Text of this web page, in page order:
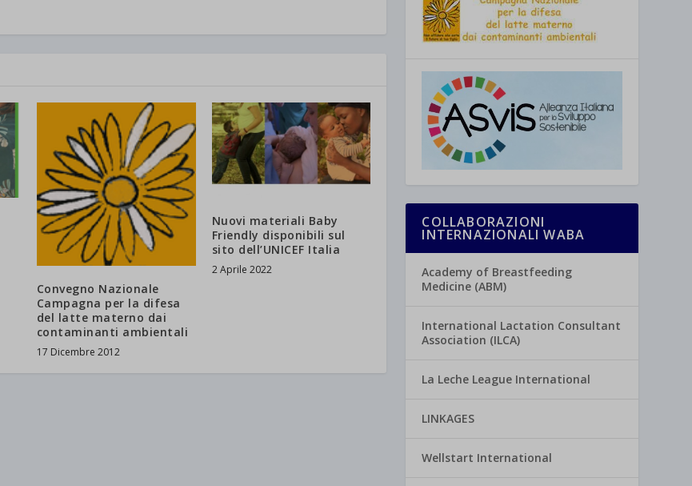
Convegno Nazionale
Campagna per la difesa
del latte materno dai
contaminanti ambientali
17 Dicembre 2012
Nuovi materiali Baby
Friendly disponibili sul
sito dell’UNICEF Italia
2 Aprile 2022
COLLABORAZIONI
INTERNAZIONALI WABA
Academy of Breastfeeding
Medicine (ABM)
International Lactation Consultant
Association (ILCA)
La Leche League International
LINKAGES
Wellstart International